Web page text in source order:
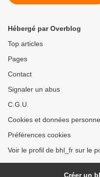
Hébergé par Overblog
Top articles
Pages
Contact
Signaler un abus
C.G.U.
Cookies et données
Préférences cookies
Voir le profil de bhl_fr sur le
Créer un